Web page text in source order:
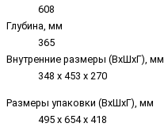
608
Глубина, мм
365
Внутренние размеры (ВxШxГ), мм
348 х 453 х 270
Размеры упаковки (ВxШxГ), мм
495 x 654 x 418